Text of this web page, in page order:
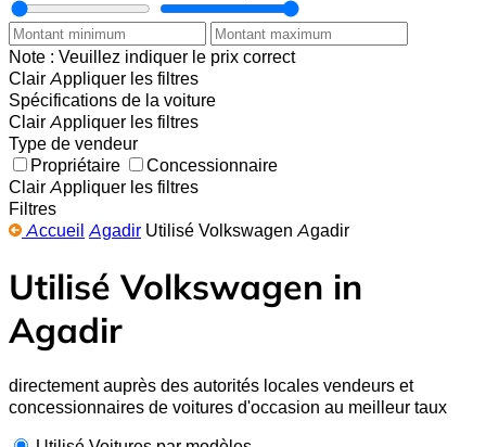
Note : Veuillez indiquer le prix correct
Clair Appliquer les filtres
Spécifications de la voiture
Clair Appliquer les filtres
Type de vendeur
Propriétaire
Concessionnaire
Clair Appliquer les filtres
Filtres
Accueil Agadir Utilisé Volkswagen Agadir
Utilisé Volkswagen in
Agadir
directement auprès des autorités locales vendeurs et
concessionnaires de voitures d'occasion au meilleur taux